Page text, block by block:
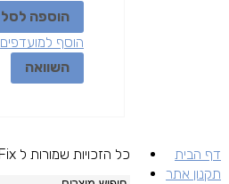
הוספה לסל
הוסף למועדפים
השוואה
דף הבית
תקנון אתר
כל הזכויות שמורות ל iFix החל משנת 2020